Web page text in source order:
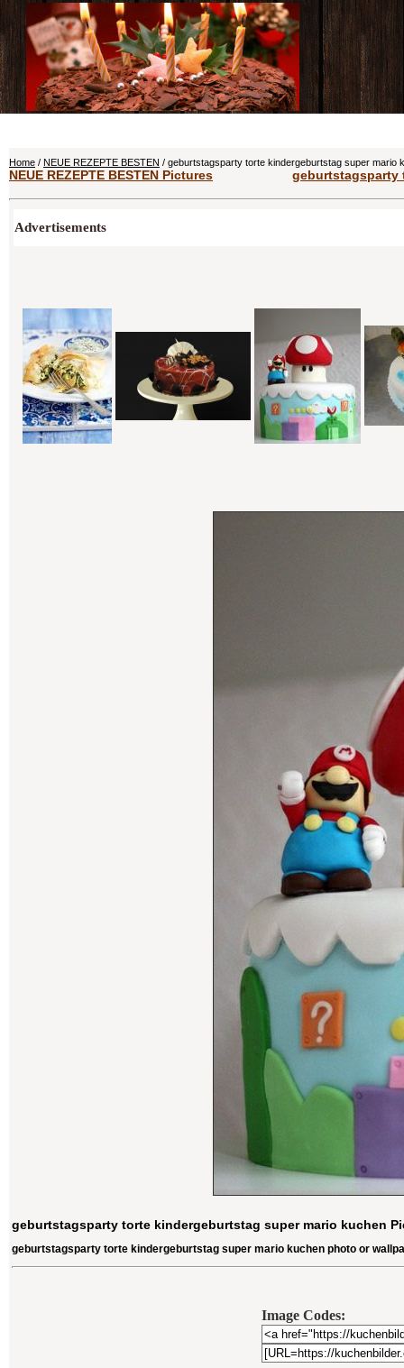
Home / NEUE REZEPTE BESTEN / geburtstagsparty torte kindergeburtstag super mario
NEUE REZEPTE BESTEN Pictures geburtstagsparty
Advertisements
geburtstagsparty torte kindergeburtstag super mario kuchen
geburtstagsparty torte kindergeburtstag super mario kuchen photo or
Image Codes: